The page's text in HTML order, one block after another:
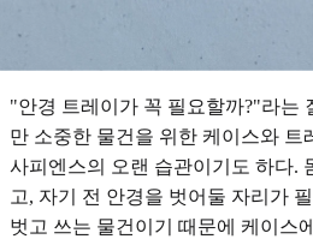
"안경 트레이가 꼭 필요할까?"라는
만 소중한 물건을 위한 케이스와 트
사피엔스의 오랜 습관이기도 하다.
고, 자기 전 안경을 벗어둘 자리가
벗고 쓰는 물건이기 때문에 케이스